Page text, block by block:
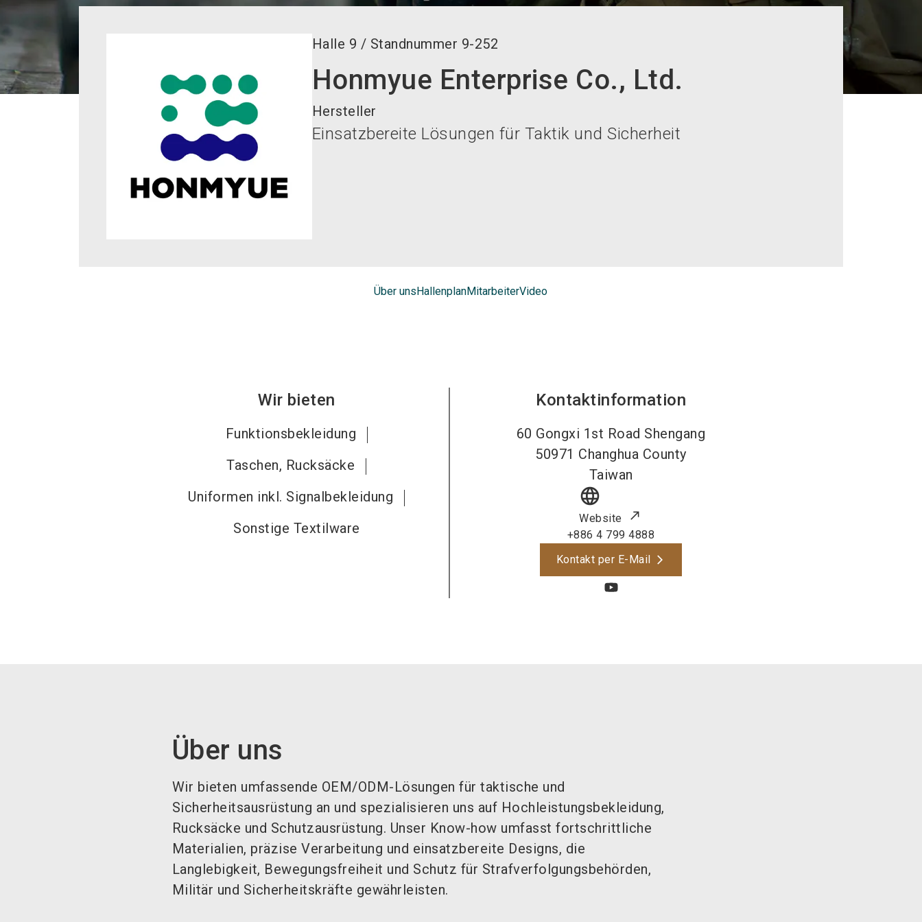
Halle 9 / Standnummer 9-252
Honmyue Enterprise Co., Ltd.
Hersteller
Einsatzbereite Lösungen für Taktik und Sicherheit
Über unsHallenplanMitarbeiterVideo
Wir bieten
Funktionsbekleidung
Taschen, Rucksäcke
Uniformen inkl. Signalbekleidung
Sonstige Textilware
Kontaktinformation
60 Gongxi 1st Road Shengang
50971 Changhua County
Taiwan
language
Website
+886 4 799 4888
Kontakt per E-Mail
Über uns
Wir bieten umfassende OEM/ODM-Lösungen für taktische und
Sicherheitsausrüstung an und spezialisieren uns auf Hochleistungsbekleidung,
Rucksäcke und Schutzausrüstung. Unser Know-how umfasst fortschrittliche
Materialien, präzise Verarbeitung und einsatzbereite Designs, die
Langlebigkeit, Bewegungsfreiheit und Schutz für Strafverfolgungsbehörden,
Militär und Sicherheitskräfte gewährleisten.